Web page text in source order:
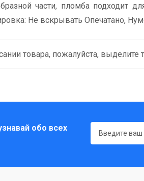
части, пломба подходит
Не вскрывать Опечатано,
товара, пожалуйста, выделите
обо всех